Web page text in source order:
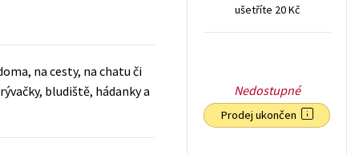
na cesty, na chatu či
bludiště, hádanky a
ušetříte 20 Kč
Nedostupné
Prodej ukončen